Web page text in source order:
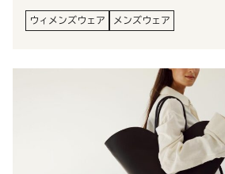
ウィメンズウェア メンズウェア